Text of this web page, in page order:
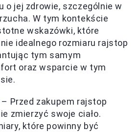
o jej zdrowie, szczególnie w
W tym kontekście
wskazówki, które
idealnego rozmiaru rajstop
tym samym
oraz wsparcie w tym
– Przed zakupem rajstop
zmierzyć swoje ciało.
które powinny być